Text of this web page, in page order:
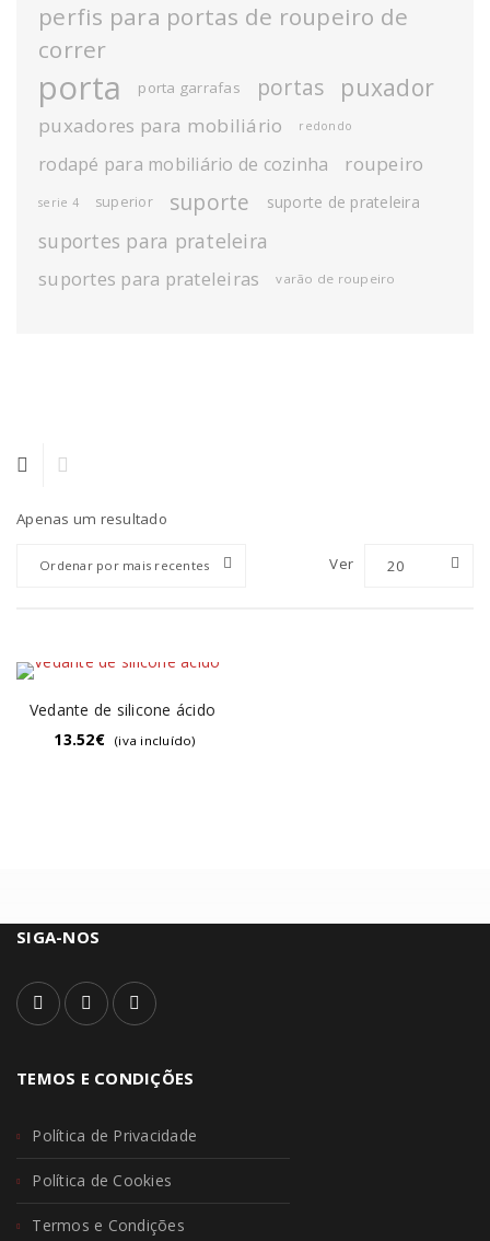
perfis para portas de roupeiro de
correr
porta porta garrafas portas puxador
puxadores para mobiliário redondo
rodapé para mobiliário de cozinha roupeiro
serie 4 superior suporte suporte de prateleira
suportes para prateleira
suportes para prateleiras varão de roupeiro
Apenas um resultado
Ordenar por mais recentes Ver 20
Vedante de silicone ácido
13.52€ (iva incluído)
SIGA-NOS
TEMOS E CONDIÇÕES
Política de Privacidade
Política de Cookies
Termos e Condições